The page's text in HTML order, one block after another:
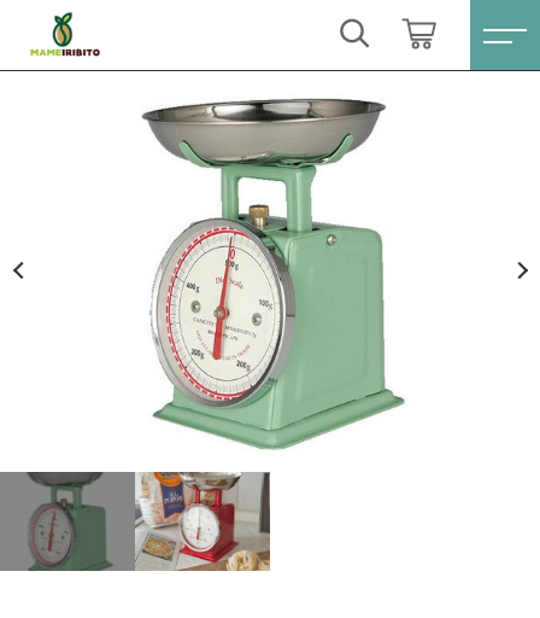
カートに商品を追加しました
DULTON ダルトンダイエットスケール MINT
GREEN 500g
2,750円（税込）
ショッピングを続ける
カートを確認する
ログイン / 会員登録
すべての商品
Sale(セール)
おススメ商品
ブレンドコーヒー
月別商品ラインナップ
すべて
Sale(セール)
おススメ商品
コーヒー豆シングル
ブレンドコーヒー
月別商品ラインナップ
コーヒー器具
キーワード検索
こだわり検索
価格帯
～